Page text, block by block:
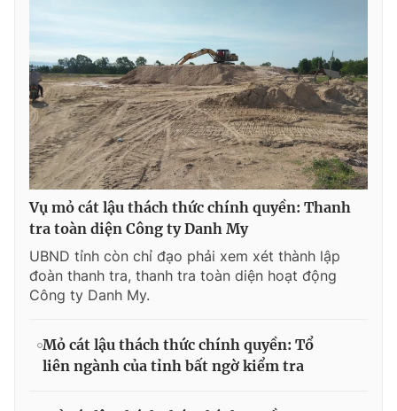
Vụ mỏ cát lậu thách thức chính quyền: Thanh
tra toàn diện Công ty Danh My
UBND tỉnh còn chỉ đạo phải xem xét thành lập
đoàn thanh tra, thanh tra toàn diện hoạt động
Công ty Danh My.
Mỏ cát lậu thách thức chính quyền: Tổ
liên ngành của tỉnh bất ngờ kiểm tra